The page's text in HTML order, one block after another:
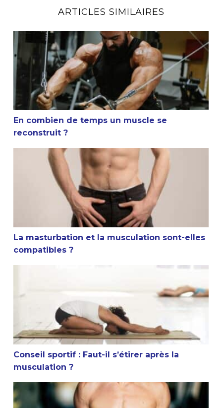
ARTICLES SIMILAIRES
En combien de temps un muscle se reconstruit ?
En combien de temps un muscle se
reconstruit ?
La masturbation et la musculation sont-elles
La masturbation et la musculation sont-elles
compatibles ?
Conseil sportif : Faut-il s’étirer après la musculation ?
Conseil sportif : Faut-il s’étirer après la
musculation ?
Est-ce que la musculation arrête la croissance ?